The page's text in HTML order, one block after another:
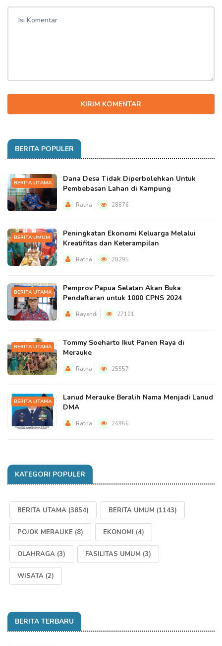
KIRIM KOMENTAR
BERITA POPULER
BERITA UTAMA
Dana Desa Tidak Diperbolehkan Untuk
Pembebasan Lahan di Kampung
Ratna 28876
BERITA UMUM
Peningkatan Ekonomi Keluarga Melalui
Kreatifitas dan Keterampilan
Ratna 28295
BERITA UTAMA
Pemprov Papua Selatan Akan Buka
Pendaftaran untuk 1000 CPNS 2024
Rayendi 27101
BERITA UTAMA
Tommy Soeharto Ikut Panen Raya di
Merauke
Ratna 25557
BERITA UTAMA
Lanud Merauke Beralih Nama Menjadi Lanud
DMA
Ratna 24956
KATEGORI POPULER
BERITA UTAMA (3854) BERITA UMUM (1143)
POJOK MERAUKE (8) EKONOMI (4)
OLAHRAGA (3) FASILITAS UMUM (3)
WISATA (2)
BERITA TERBARU